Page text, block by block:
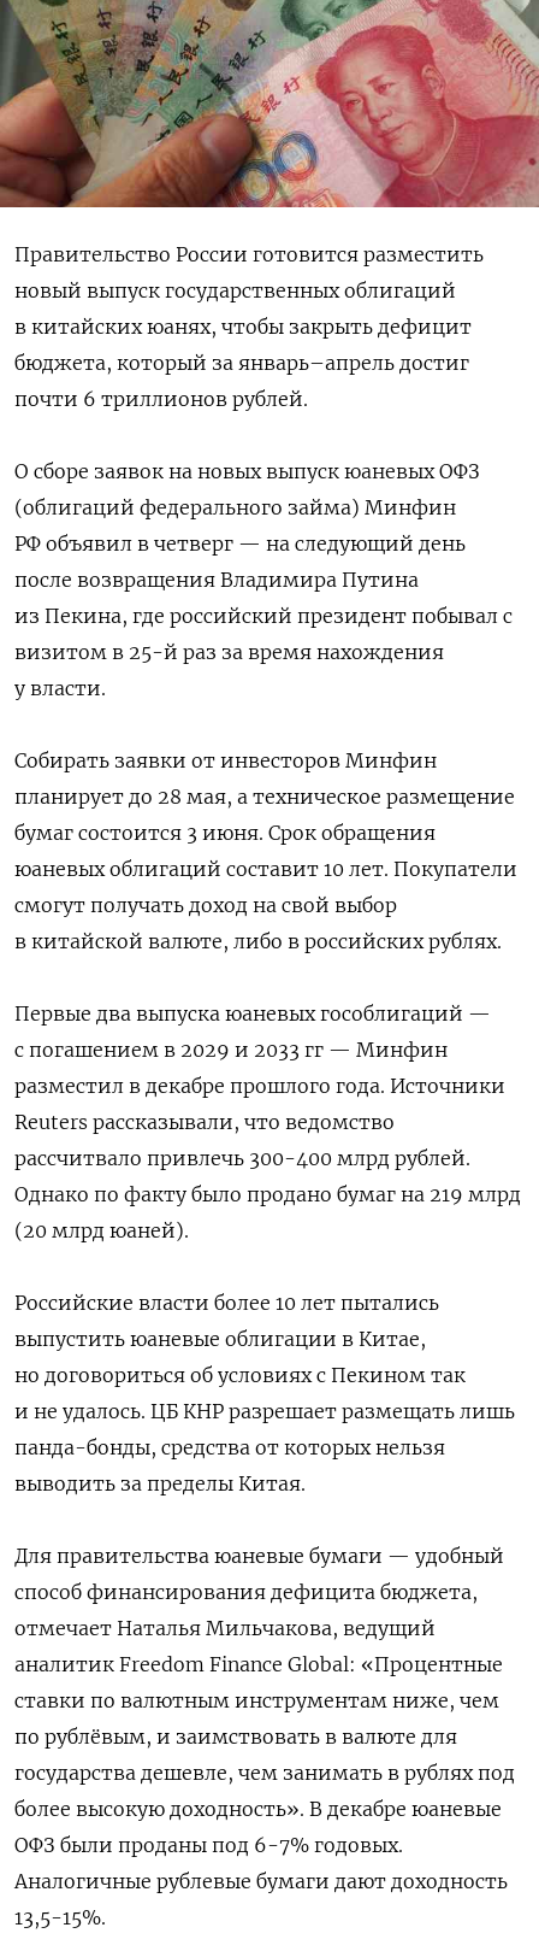
Правительство России готовится разместить
новый выпуск государственных облигаций
в китайских юанях, чтобы закрыть дефицит
бюджета, который за январь–апрель достиг
почти 6 триллионов рублей.
О сборе заявок на новых выпуск юаневых ОФЗ
(облигаций федерального займа) Минфин
РФ объявил в четверг — на следующий день
после возвращения Владимира Путина
из Пекина, где российский президент побывал с
визитом в 25-й раз за время нахождения
у власти.
Собирать заявки от инвесторов Минфин
планирует до 28 мая, а техническое размещение
бумаг состоится 3 июня. Срок обращения
юаневых облигаций составит 10 лет. Покупатели
смогут получать доход на свой выбор
в китайской валюте, либо в российских рублях.
Первые два выпуска юаневых гособлигаций —
с погашением в 2029 и 2033 гг — Минфин
разместил в декабре прошлого года. Источники
Reuters рассказывали, что ведомство
рассчитвало привлечь 300-400 млрд рублей.
Однако по факту было продано бумаг на 219 млрд
(20 млрд юаней).
Российские власти более 10 лет пытались
выпустить юаневые облигации в Китае,
но договориться об условиях с Пекином так
и не удалось. ЦБ КНР разрешает размещать лишь
панда-бонды, средства от которых нельзя
выводить за пределы Китая.
Для правительства юаневые бумаги — удобный
способ финансирования дефицита бюджета,
отмечает Наталья Мильчакова, ведущий
аналитик Freedom Finance Global: «Процентные
ставки по валютным инструментам ниже, чем
по рублёвым, и заимствовать в валюте для
государства дешевле, чем занимать в рублях под
более высокую доходность». В декабре юаневые
ОФЗ были проданы под 6-7% годовых.
Аналогичные рублевые бумаги дают доходность
13,5-15%.